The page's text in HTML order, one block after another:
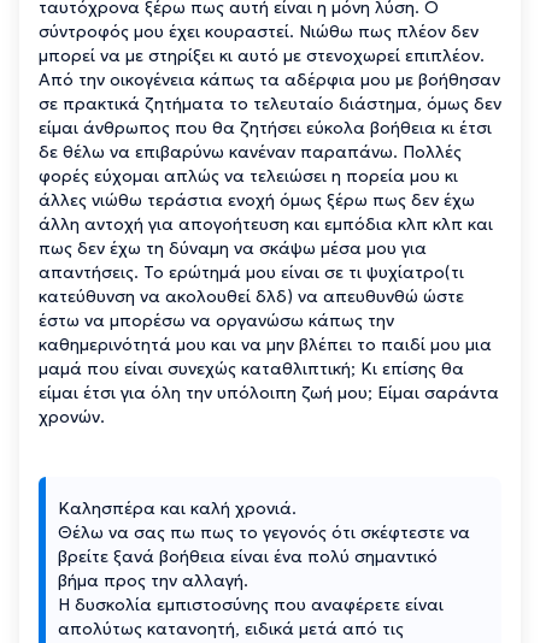
ταυτόχρονα ξέρω πως αυτή είναι η μόνη λύση. Ο
σύντροφός μου έχει κουραστεί. Νιώθω πως πλέον δεν
μπορεί να με στηρίξει κι αυτό με στενοχωρεί επιπλέον.
Από την οικογένεια κάπως τα αδέρφια μου με βοήθησαν
σε πρακτικά ζητήματα το τελευταίο διάστημα, όμως δεν
είμαι άνθρωπος που θα ζητήσει εύκολα βοήθεια κι έτσι
δε θέλω να επιβαρύνω κανέναν παραπάνω. Πολλές
φορές εύχομαι απλώς να τελειώσει η πορεία μου κι
άλλες νιώθω τεράστια ενοχή όμως ξέρω πως δεν έχω
άλλη αντοχή για απογοήτευση και εμπόδια κλπ κλπ και
πως δεν έχω τη δύναμη να σκάψω μέσα μου για
απαντήσεις. Το ερώτημά μου είναι σε τι ψυχίατρο(τι
κατεύθυνση να ακολουθεί δλδ) να απευθυνθώ ώστε
έστω να μπορέσω να οργανώσω κάπως την
καθημερινότητά μου και να μην βλέπει το παιδί μου μια
μαμά που είναι συνεχώς καταθλιπτική; Κι επίσης θα
είμαι έτσι για όλη την υπόλοιπη ζωή μου; Είμαι σαράντα
χρονών.
Καλησπέρα και καλή χρονιά.
Θέλω να σας πω πως το γεγονός ότι σκέφτεστε να
βρείτε ξανά βοήθεια είναι ένα πολύ σημαντικό
βήμα προς την αλλαγή.
Η δυσκολία εμπιστοσύνης που αναφέρετε είναι
απολύτως κατανοητή, ειδικά μετά από τις